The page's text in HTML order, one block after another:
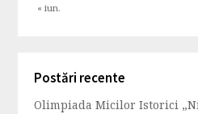
« iun.
Postări recente
Olimpiada Micilor Istorici